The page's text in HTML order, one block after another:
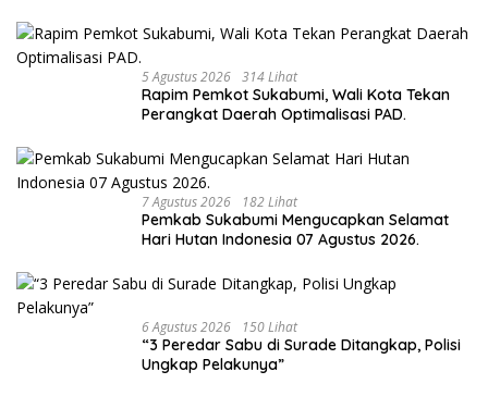
Wisata.
5 Agustus 2026 314 Lihat
Rapim Pemkot Sukabumi, Wali Kota Tekan
Perangkat Daerah Optimalisasi PAD.
7 Agustus 2026 182 Lihat
Pemkab Sukabumi Mengucapkan Selamat
Hari Hutan Indonesia 07 Agustus 2026.
6 Agustus 2026 150 Lihat
“3 Peredar Sabu di Surade Ditangkap, Polisi
Ungkap Pelakunya”